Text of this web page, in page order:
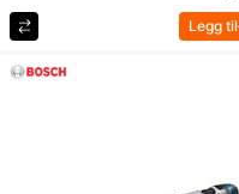
Legg til